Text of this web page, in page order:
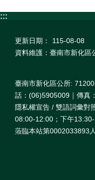
:::
更新日期：
115-08-08
資料維護：臺南市新化區
臺南市新化區公所:
話：(06)5905009｜傳真
隱私權宣告 / 雙語詞彙對
08:00‐12:00；下午
蒞臨本站第0002033893